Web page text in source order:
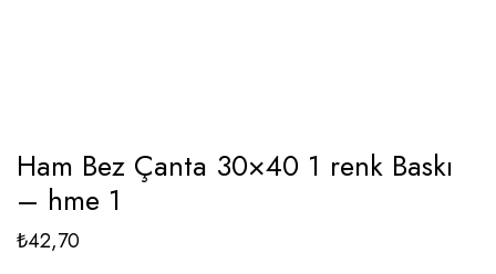
Ham Bez Çanta 30×40 1 renk Baskı
– hme 1
₺42,70